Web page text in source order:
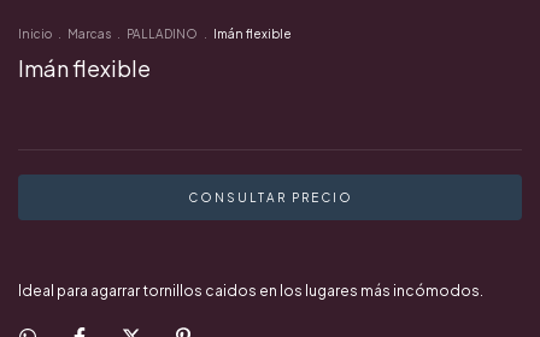
Inicio Marcas PALLADINO Imán flexible
Imán flexible
Ideal para agarrar tornillos caidos en los lugares más incómodos.